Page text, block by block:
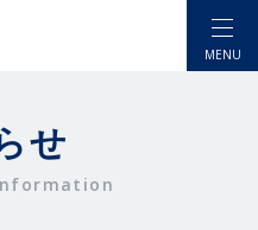
MENU
せ